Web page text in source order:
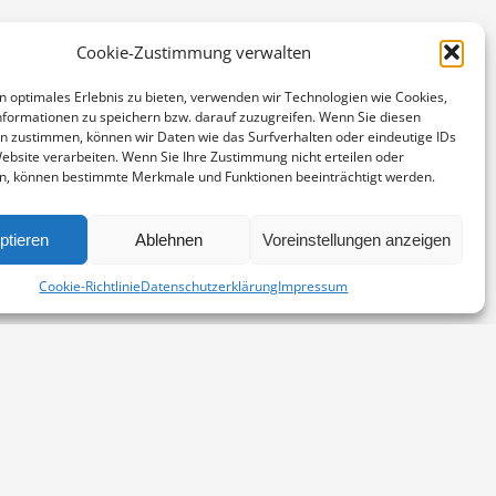
Cookie-Zustimmung verwalten
optimales Erlebnis zu bieten, verwenden wir Technologien wie Cookies,
zu speichern bzw. darauf zuzugreifen. Wenn Sie diesen
zustimmen, können wir Daten wie das Surfverhalten oder eindeutige IDs
verarbeiten. Wenn Sie Ihre Zustimmung nicht erteilen oder
können bestimmte Merkmale und Funktionen beeinträchtigt werden.
Ablehnen Voreinstellungen anzeigen
Cookie-RichtlinieDatenschutzerklärungImpressum
mit einer bebesonders wertigen Haptik und